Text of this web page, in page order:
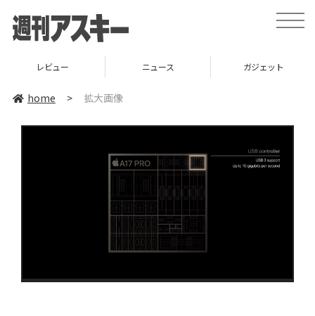
toggle
レビュー ニュース ガジェット
home > 拡大画像